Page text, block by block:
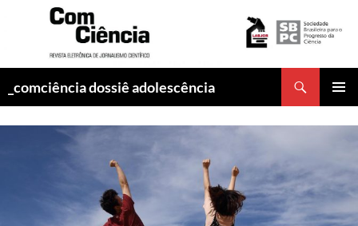
_comciência dossiê adolescência